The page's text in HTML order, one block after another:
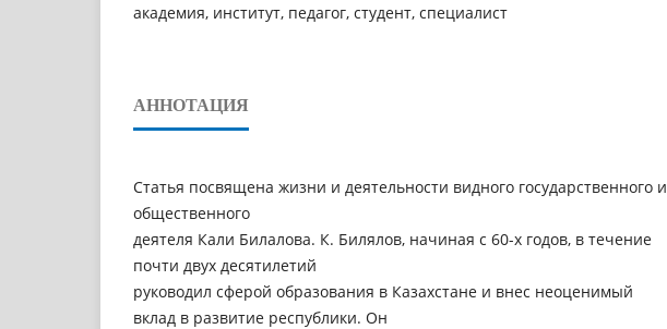
академия, институт, педагог, студент, специалист
АННОТАЦИЯ
Статья посвящена жизни и деятельности видного государственного и
общественного
деятеля Кали Билалова. К. Билялов, начиная с 60-х годов, в течение
почти двух десятилетий
руководил сферой образования в Казахстане и внес неоценимый
вклад в развитие республики. Он